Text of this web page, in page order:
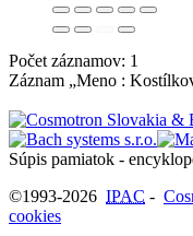
Počet záznamov: 1
Záznam „Meno :
Súpis pamiatok -
©1993-2026 IPAC -
cookies